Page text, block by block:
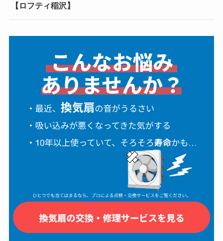
【ロフティ稲沢】